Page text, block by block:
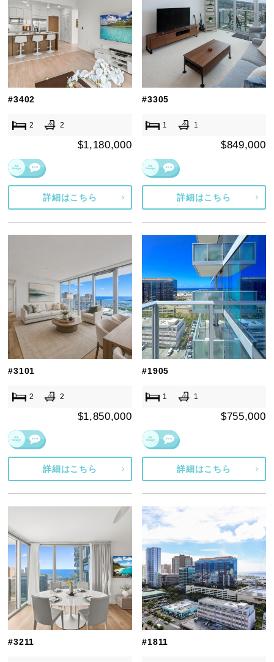
#3402
2 2
$1,180,000
詳細はこちら
#3305
1 1
$849,000
詳細はこちら
#3101
2 2
$1,850,000
詳細はこちら
#1905
1 1
$755,000
詳細はこちら
#3211 #1811